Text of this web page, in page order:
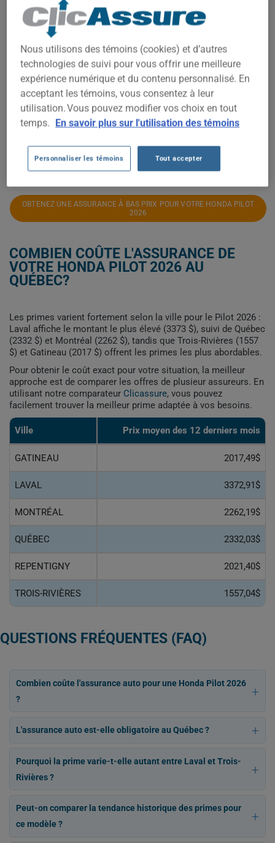
2026
2 350$
2 400$
OBTENEZ UNE ASSURANCE À BAS PRIX POUR VOTRE HONDA PILOT
2026
COMBIEN COÛTE L'ASSURANCE DE
VOTRE HONDA PILOT 2026 AU
QUÉBEC?
Les primes varient fortement selon la ville pour le Pilot 2026 :
Laval affiche le montant le plus élevé (3373 $), suivi de Québec
(2332 $) et Montréal (2262 $), tandis que Trois-Rivières (1557
$) et Gatineau (2017 $) offrent les primes les plus abordables.
Pour obtenir le coût exact pour votre situation, la meilleur
approche est de comparer les offres de plusieur assureurs. En
utilisant notre comparateur Clicassure, vous pouvez
facilement trouver la meilleur prime adaptée à vos besoins.
Ville Prix ​​moyen des 12 derniers mois
GATINEAU 2017,49$
LAVAL 3372,91$
MONTRÉAL 2262,19$
QUÉBEC 2332,03$
REPENTIGNY 2021,40$
TROIS-RIVIÈRES 1557,04$
QUESTIONS FRÉQUENTES (FAQ)
Combien coûte l'assurance auto pour une Honda Pilot 2026
?
L'assurance auto est-elle obligatoire au Québec ?
Pourquoi la prime varie-t-elle autant entre Laval et Trois-
Rivières ?
Peut-on comparer la tendance historique des primes pour
ce modèle ?
Nous utilisons des témoins (cookies) et d’autres
technologies de suivi pour vous offrir une meilleure
expérience numérique et du contenu personnalisé. En
acceptant les témoins, vous consentez à leur
utilisation. Vous pouvez modifier vos choix en tout
temps. En savoir plus sur l'utilisation des témoins
Personnaliser les témoins Tout accepter